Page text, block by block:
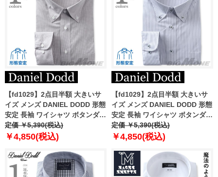
【fd1029】2点目半額 大きいサ
イズ メンズ DANIEL DODD 形態
安定 長袖 ワイシャツ ボタンダウ
ン eadn87-76
定価 ￥5,390(税込)
￥4,850(税込)
【fd1029】2点目半額 大きいサ
イズ メンズ DANIEL DODD 形態
安定 長袖 ワイシャツ ボタンダウ
ン eadn87-77
定価 ￥5,390(税込)
￥4,850(税込)